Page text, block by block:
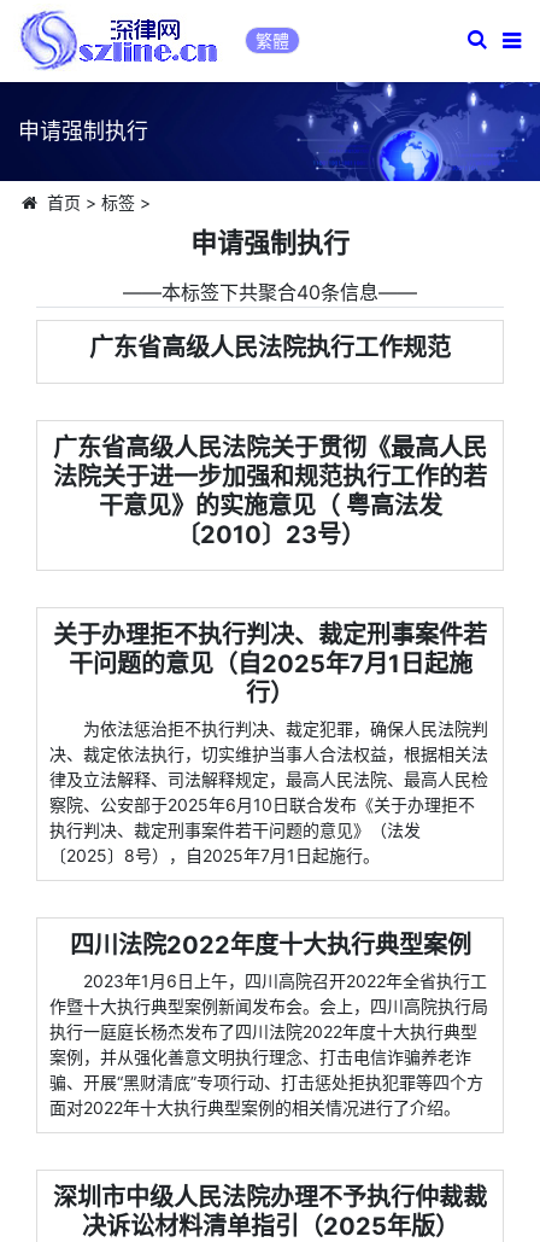
繁體
申请强制执行
首页 > 标签>
申请强制执行
――本标签下共聚合40条信息――
广东省高级人民法院执行工作规范
广东省高级人民法院关于贯彻《最高人民
法院关于进一步加强和规范执行工作的若
干意见》的实施意见（ 粤高法发
〔2010〕23号）
关于办理拒不执行判决、裁定刑事案件若
干问题的意见（自2025年7月1日起施
行）
为依法惩治拒不执行判决、裁定犯罪，确保人民法院判
决、裁定依法执行，切实维护当事人合法权益，根据相关法
律及立法解释、司法解释规定，最高人民法院、最高人民检
察院、公安部于2025年6月10日联合发布《关于办理拒不
执行判决、裁定刑事案件若干问题的意见》（法发
〔2025〕8号），自2025年7月1日起施行。
四川法院2022年度十大执行典型案例
2023年1月6日上午，四川高院召开2022年全省执行工
作暨十大执行典型案例新闻发布会。会上，四川高院执行局
执行一庭庭长杨杰发布了四川法院2022年度十大执行典型
案例，并从强化善意文明执行理念、打击电信诈骗养老诈
骗、开展“黑财清底”专项行动、打击惩处拒执犯罪等四个方
面对2022年十大执行典型案例的相关情况进行了介绍。
深圳市中级人民法院办理不予执行仲裁裁
决诉讼材料清单指引（2025年版）